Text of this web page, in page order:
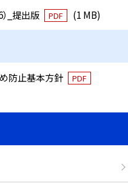
_提出版
PDF (1 MB)
防止基本方針 PDF